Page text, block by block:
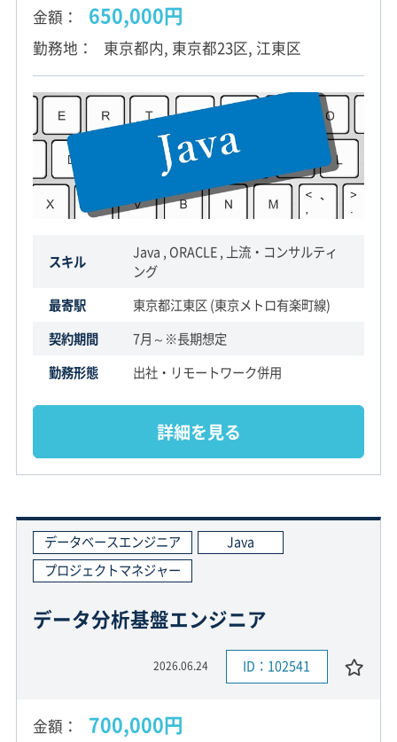
金額 650,000円
勤務地 東京都内, 東京都23区, 江東区
スキル
Java , ORACLE , 上流・コンサルティ
ング
最寄駅
東京都江東区 (東京メトロ有楽町線)
契約期間
7月～※長期想定
勤務形態
出社・リモートワーク併用
詳細を見る
データベースエンジニア
Java
プロジェクトマネジャー
データ分析基盤エンジニア
2026.06.24 ID：102541
金額 700,000円